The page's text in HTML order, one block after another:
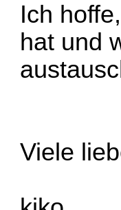
Ich
hat und
Viele